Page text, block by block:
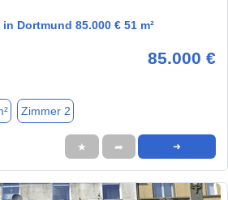
Dortmund 85.000 € 51 m²
85.000 €
Zimmer 2
★ ➦ ➜